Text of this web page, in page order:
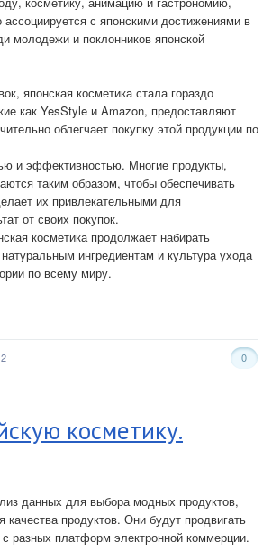
с японскими достижениями в
молодежи и поклонников японской
японская косметика стала гораздо
как YesStyle и Amazon, предоставляют
облегчает покупку этой продукции по
и эффективностью. Многие продукты,
таким образом, чтобы обеспечивать
их привлекательными для
от своих покупок.
косметика продолжает набирать
ингредиентам и культура ухода
по всему миру.
0
косметику.
данных для выбора модных продуктов,
продуктов. Они будут продвигать
разных платформ электронной коммерции.